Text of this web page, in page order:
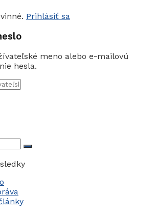
Prihlásiť sa
meno alebo e-mailovú
hesla.